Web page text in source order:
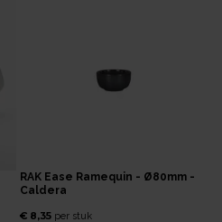
RAK Ease Ramequin - Ø80mm -
Caldera
€ 8,35 per stuk